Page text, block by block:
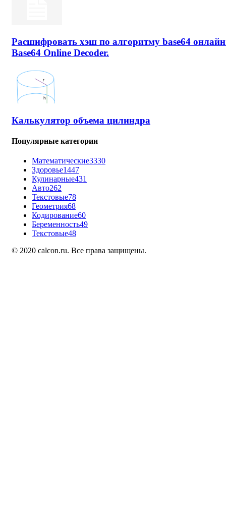
Расшифровать хэш по алгоритму base64
Base64 Online Decoder.
Калькулятор объема цилиндра
Популярные категории
Математические3330
Здоровье1447
Кулинарные431
Авто262
Текстовые78
Геометрия68
Кодирование60
Беременность49
Текстовые48
© 2020 calcon.ru. Все права защищены.